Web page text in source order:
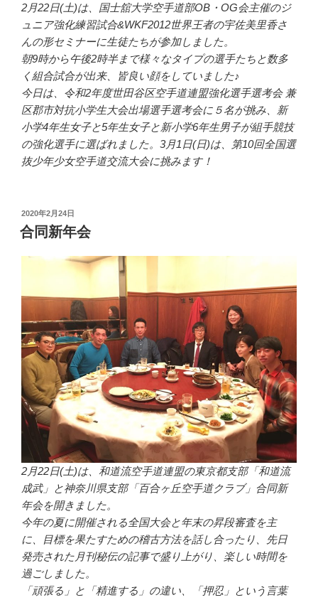
2月22日(土)は、国士舘大学空手道部OB・OG会主催のジ
ュニア強化練習試合&WKF2012世界王者の宇佐美里香さ
んの形セミナーに生徒たちが参加しました。
朝9時から午後2時半まで様々なタイプの選手たちと数多
く組合試合が出来、皆良い顔をしていました♪
今日は、令和2年度世田谷区空手道連盟強化選手選考会 兼
区郡市対抗小学生大会出場選手選考会に５名が挑み、新
小学4年生女子と5年生女子と新小学6年生男子が組手競技
の強化選手に選ばれました。3月1日(日)は、第10回全国選
抜少年少女空手道交流大会に挑みます！
投
稿
日:
2020年2月24日
合同新年会
2月22日(土)は、和道流空手道連盟の東京都支部「和道流
成武」と神奈川県支部「百合ヶ丘空手道クラブ」合同新
年会を開きました。
今年の夏に開催される全国大会と年末の昇段審査を主
に、目標を果たすための稽古方法を話し合ったり、先日
発売された月刊秘伝の記事で盛り上がり、楽しい時間を
過ごしました。
「頑張る」と「精進する」の違い、「押忍」という言葉